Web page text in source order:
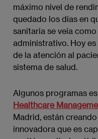
máximo nivel de
quedado los días en
sanitaria se veía
administrativo. Hoy
de la atención al
sistema de salud.
Algunos programas
Healthcare
Madrid, están
innovadora que es